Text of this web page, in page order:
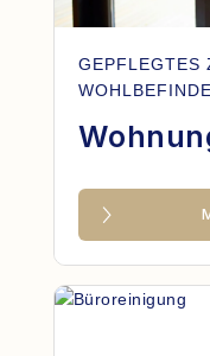
GEPFLEGTES